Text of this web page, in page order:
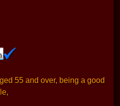
55 and over, being a good